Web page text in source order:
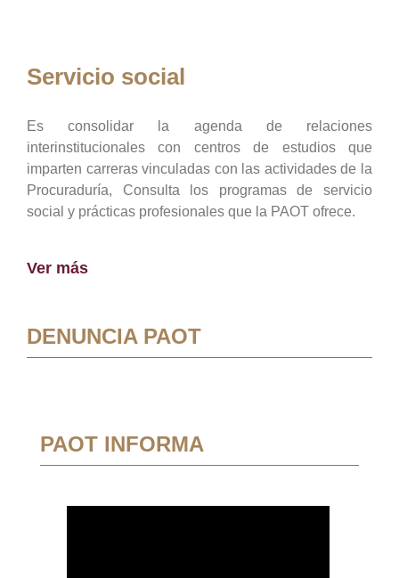
Servicio social
Es consolidar la agenda de relaciones
interinstitucionales con centros de estudios que
imparten carreras vinculadas con las actividades de la
Procuraduría, Consulta los programas de servicio
social y prácticas profesionales que la PAOT ofrece.
Ver más
DENUNCIA PAOT
PAOT INFORMA